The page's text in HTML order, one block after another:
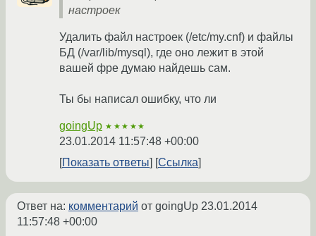
настроек
Удалить файл настроек (/etc/my.cnf) и файлы
БД (/var/lib/mysql), где оно лежит в этой
вашей фре думаю найдешь сам.
Ты бы написал ошибку, что ли
goingUp ★★★★★
23.01.2014 11:57:48 +00:00
Показать ответы
Ссылка
Ответ на: комментарий от goingUp 23.01.2014
11:57:48 +00:00